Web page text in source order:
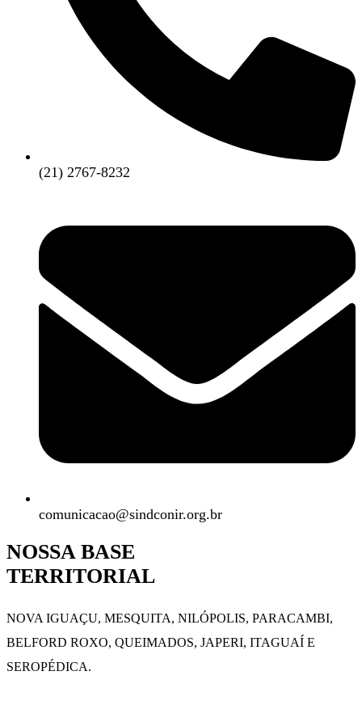
(21) 2767-8232
comunicacao@sindconir.org.br
NOSSA BASE
TERRITORIAL
NOVA IGUAÇU, MESQUITA, NILÓPOLIS, PARACAMBI,
BELFORD ROXO, QUEIMADOS, JAPERI, ITAGUAÍ E
SEROPÉDICA.